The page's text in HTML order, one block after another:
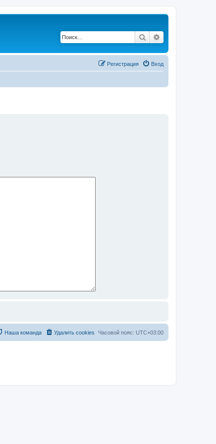
Поиск
Вход
Регистрация
Часовой пояс: UTC+03:00
Удалить cookies
Наша команда